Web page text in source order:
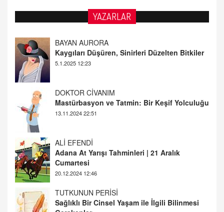
YAZARLAR
DOKTOR CİVANIM
Mastürbasyon ve Tatmin: Bir Keşif Yolculuğu
13.11.2024 22:51
ALİ EFENDİ
Adana At Yarışı Tahminleri | 21 Aralık
Cumartesi
TUTKUNUN PERİSİ
Sağlıklı Bir Cinsel Yaşam ile İlgili Bilinmesi
Gerekenler
08.11.2024 13:16
FARUK ÖNALAN
Tezkere Onaylanmasaydı…